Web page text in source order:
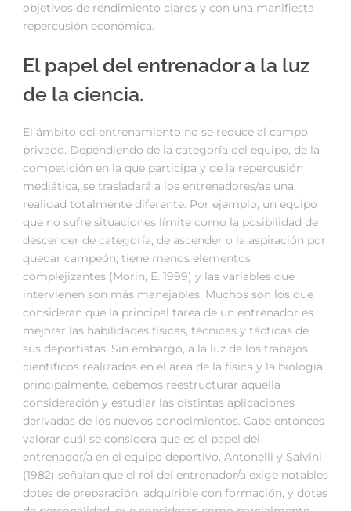
objetivos de rendimiento claros y con una manifiesta
repercusión económica.
El papel del entrenador a la luz
de la ciencia.
El ámbito del entrenamiento no se reduce al campo
privado. Dependiendo de la categoría del equipo, de la
competición en la que participa y de la repercusión
mediática, se trasladará a los entrenadores/as una
realidad totalmente diferente. Por ejemplo, un equipo
que no sufre situaciones límite como la posibilidad de
descender de categoría, de ascender o la aspiración por
quedar campeón; tiene menos elementos
complejizantes (Morin, E. 1999) y las variables que
intervienen son más manejables. Muchos son los que
consideran que la principal tarea de un entrenador es
mejorar las habilidades físicas, técnicas y tácticas de
sus deportistas. Sin embargo, a la luz de los trabajos
científicos realizados en el área de la física y la biología
principalmente, debemos reestructurar aquella
consideración y estudiar las distintas aplicaciones
derivadas de los nuevos conocimientos. Cabe entonces
valorar cuál se considera que es el papel del
entrenador/a en el equipo deportivo. Antonelli y Salvini
(1982) señalan que el rol del entrenador/a exige notables
dotes de preparación, adquirible con formación, y dotes